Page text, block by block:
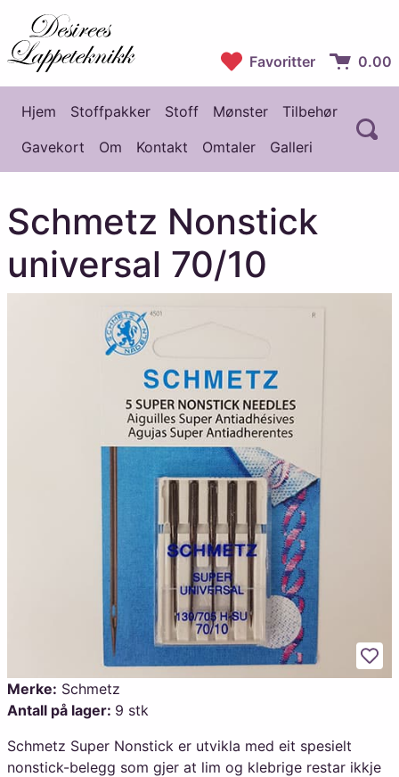
Desirees Lappeteknikk
Favoritter 0.00
Hovedmeny
Hjem Stoffpakker Stoff Mønster
Tilbehør
Gavekort
Om Kontakt Omtaler Galleri
Schmetz Nonstick
universal 70/10
Merke: Schmetz
Antall på lager: 9 stk
Schmetz Super Nonstick er utvikla med eit spesielt
nonstick-belegg som gjer at lim og klebrige restar ikkje